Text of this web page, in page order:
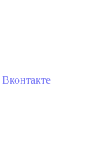
Вконтакте